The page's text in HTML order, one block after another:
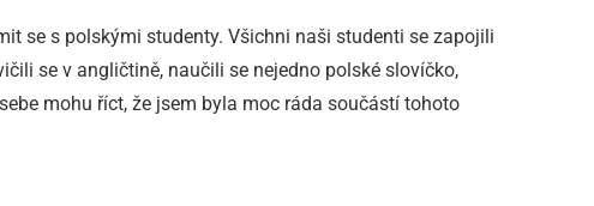
se s polskými studenty. Všichni naši studenti se zapojili
se v angličtině, naučili se nejedno polské slovíčko,
mohu říct, že jsem byla moc ráda součástí tohoto